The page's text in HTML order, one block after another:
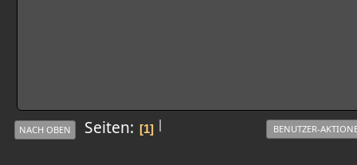
|
NACH OBEN Seiten 1 BENUTZER-